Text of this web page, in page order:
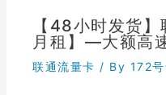
【48小时发货
月租】—大额高
联通流量卡 / By 172